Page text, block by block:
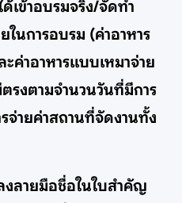
เข้าอบรมจริง/จัดทำ
ในการอบรม (ค่าอาหาร
ค่าอาหารแบบเหมาจ่าย
รงตามจำนวนวันที่มีการ
จ่ายค่าสถานที่จัดงานทั้ง
งลายมือชื่อในใบสำคัญ